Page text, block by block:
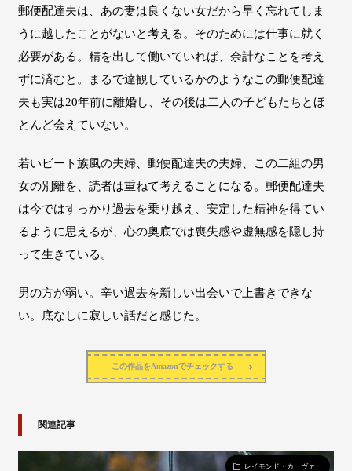
郵便配達夫は、あの妻は良くない女だから早く忘れてしま
うに越したことがないと考える。そのためには仕事に就く
必要がある。精を出して働いていれば、余計なことを考え
ずに済むと。まるで達観しているかのようなこの郵便配達
夫も実は20年前に離婚し、その後は二人の子どもたちとほ
とんど会えていない。
若いビート族風の夫婦、郵便配達夫の夫婦、この二組の男
女の別離を、読者は重ねて考えることになる。郵便配達夫
は今ではすっかり過去を乗り越え、安定した精神を得てい
るように思えるが、心の奥底では喪失感や虚無感を隠し持
って生きている。
男の方が弱い。辛い過去を新しい出会いで上書きできな
い。底なしに寂しい話だと感じた。
この作品をAmazonでチェックする
関連記事
レイモンド・カーヴァー